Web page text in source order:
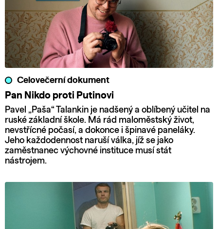
Celovečerní dokument
Pan Nikdo proti Putinovi
Pavel „Paša“ Talankin je nadšený a oblíbený učitel na
ruské základní škole. Má rád maloměstský život,
nevstřícné počasí, a dokonce i špinavé paneláky.
Jeho každodennost naruší válka, jíž se jako
zaměstnanec výchovné instituce musí stát
nástrojem.